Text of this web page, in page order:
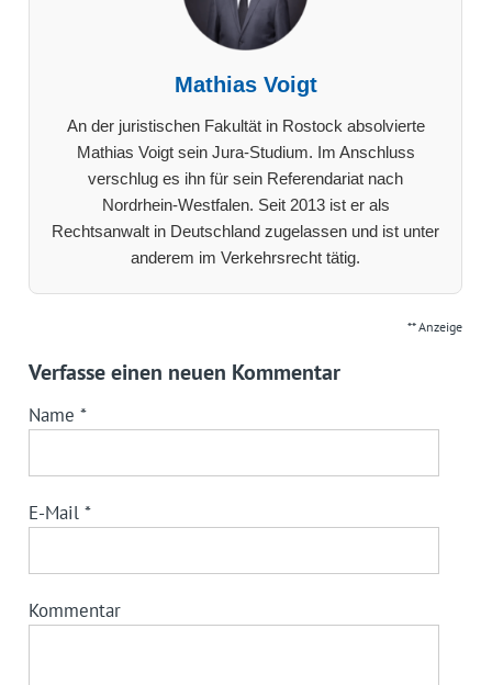
Mathias Voigt
An der juristischen Fakultät in Rostock absolvierte
Mathias Voigt sein Jura-Studium. Im Anschluss
verschlug es ihn für sein Referendariat nach
Nordrhein-Westfalen. Seit 2013 ist er als
Rechtsanwalt in Deutschland zugelassen und ist unter
anderem im Verkehrsrecht tätig.
** Anzeige
Verfasse einen neuen Kommentar
Name *
E-Mail *
Kommentar